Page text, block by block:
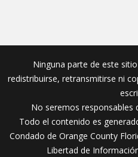
Ninguna parte de este
redistribuirse, retransmitirse ni
No seremos responsables
Todo el contenido es
Condado de Orange County
Libertad de